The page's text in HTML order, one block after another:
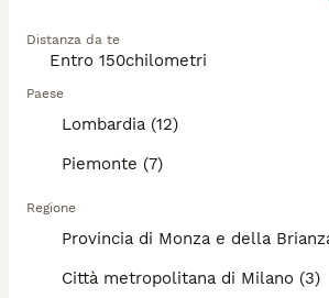
Distanza da te
Paese
Lombardia (12)
Piemonte (7)
Regione
Provincia di Monza e della
Città metropolitana di Milano (3)